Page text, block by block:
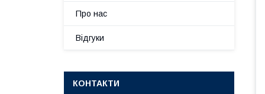
Про нас
Відгуки
КОНТАКТИ